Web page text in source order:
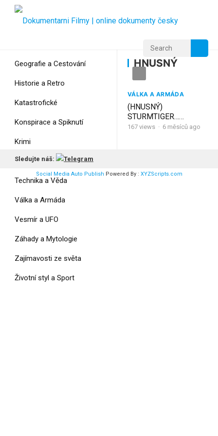
Geografie a Cestování
Historie a Retro
Katastrofické
Konspirace a Spiknutí
Krimi
Myšlení
Technika a Věda
Válka a Armáda
Vesmír a UFO
Záhady a Mytologie
Zajímavosti ze světa
Životní styl a Sport
HNUSNÝ
HNUSNÝ
VÁLKA A ARMÁDA
(HNUSNÝ)
STURMTIGER…
Podivnost Made in
167 views · 6 měsíců ago
Sledujte náš:
Social Media Auto Publish Powered By : XYZScripts.com